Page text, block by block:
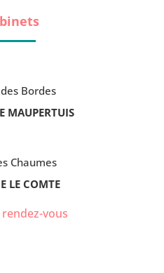
Bordes
MAUPERTUIS
Chaumes
LE COMTE
vous